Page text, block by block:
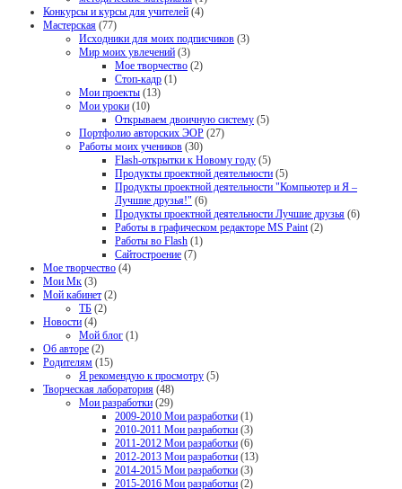
Конкурсы и курсы для учителей (4)
Мастерская (77)
Исходники для моих подписчиков (3)
Мир моих увлечений (3)
Мое творчество (2)
Стоп-кадр (1)
Мои проекты (13)
Мои уроки (10)
Открываем двоичную систему (5)
Портфолио авторских ЭОР (27)
Работы моих учеников (30)
Flash-открытки к Новому году (5)
Продукты проектной деятельности (5)
Продукты проектной деятельности "Компьютер и Я –
Лучшие друзья!" (6)
Продукты проектной деятельности Лучшие друзья (6)
Работы в графическом редакторе MS Paint (2)
Работы во Flash (1)
Сайтостроение (7)
Мое творчество (4)
Мои Мк (3)
Мой кабинет (2)
ТБ (2)
Новости (4)
Мой блог (1)
Об авторе (2)
Родителям (15)
Я рекомендую к просмотру (5)
Творческая лаборатория (48)
Мои разработки (29)
2009-2010 Мои разработки (1)
2010-2011 Мои разработки (3)
2011-2012 Мои разработки (6)
2012-2013 Мои разработки (13)
2014-2015 Мои разработки (3)
2015-2016 Мои разработки (2)